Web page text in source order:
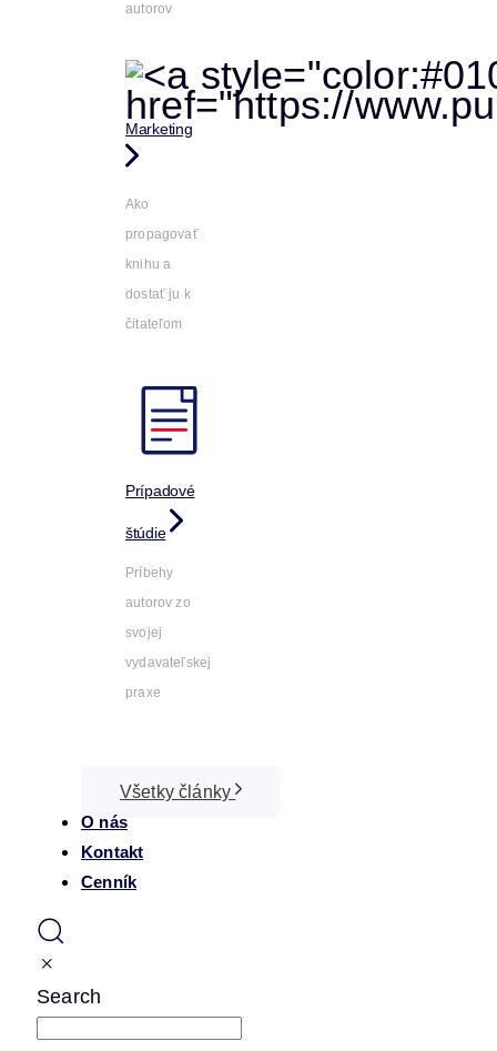
autorov
Marketing
Ako
propagovať
knihu a
dostať ju k
čitateľom
Prípadové
štúdie
Príbehy
autorov zo
svojej
vydavateľskej
praxe
Všetky články
O nás
Kontakt
Cenník
Search